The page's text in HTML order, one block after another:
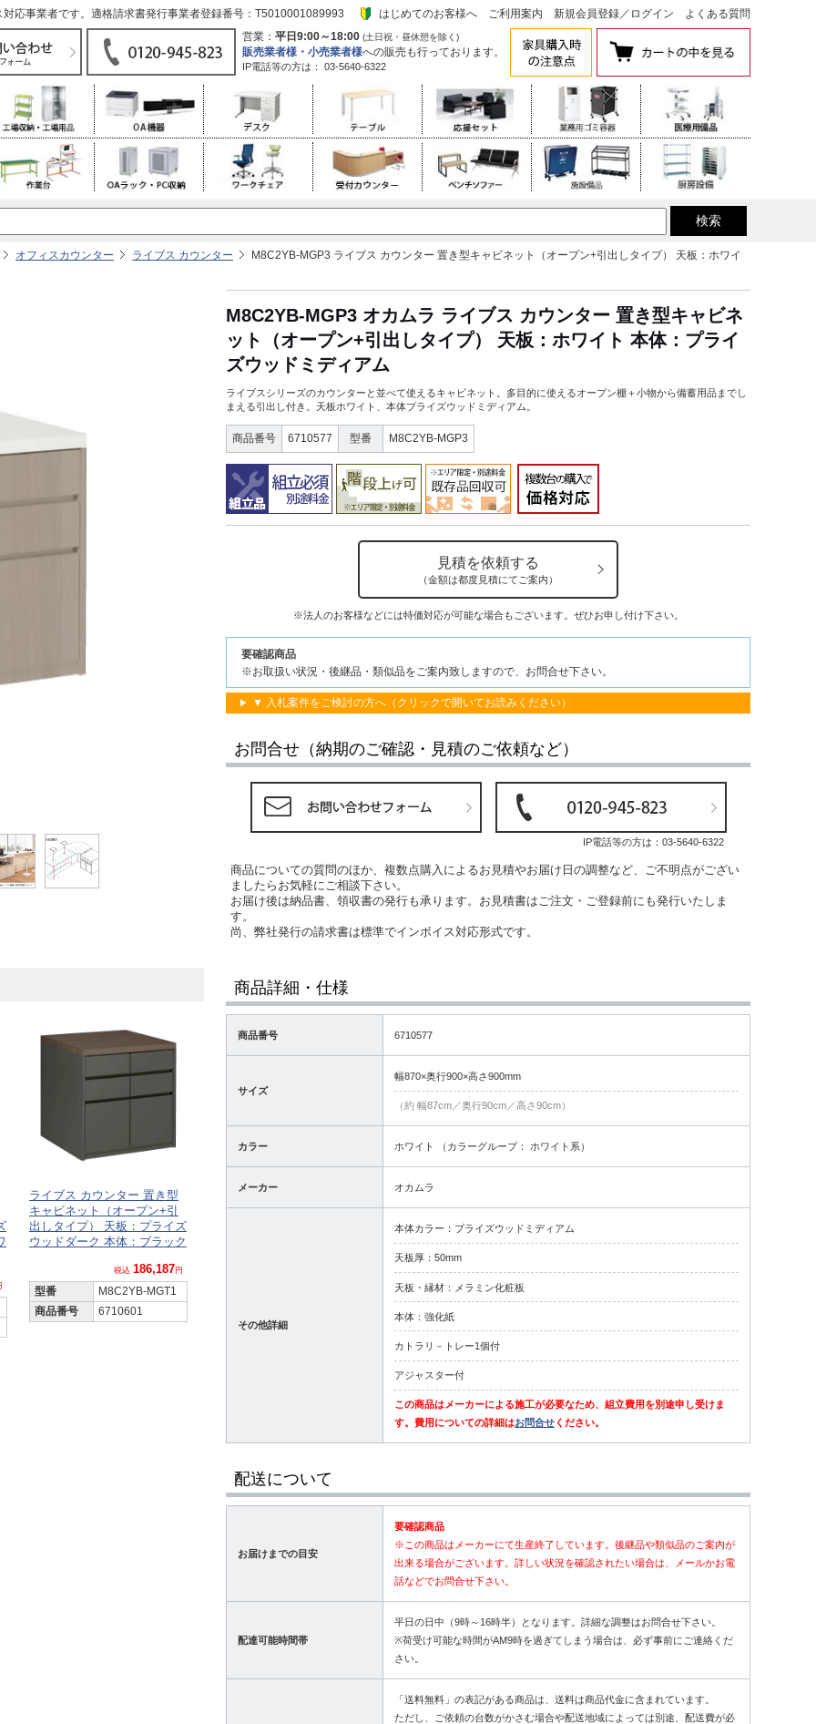
対応事業者です。適格請求書発行事業者登録番号：T5010001089993 はじめてのお客様へ ご利用案内 新規会員登録／ ログイン よくある質問
営業： 平日9:00～18:00 (土日祝・昼休憩を除く)
販売業者様・小売業者様への販売も行っております。
IP電話等の方は： 03-5640-6322
オフィスカウンター ライブス カウンター
M8C2YB-MGP3 ライブス カウンター 置き型キャビネット（オープン+引出しタイプ） 天板：ホワイ
M8C2YB-MGP3 オカムラ ライブス カウンター 置き型キャビネ
ット（オープン+引出しタイプ） 天板：ホワイト 本体：プライ
ズウッドミディアム
ライブスシリーズのカウンターと並べて使えるキャビネット。多目的に使えるオープン棚＋小物から備蓄用品までし
まえる引出し付き。天板ホワイト、本体プライズウッドミディアム。
商品番号 6710577 型番 M8C2YB-MGP3
見積を依頼する
（金額は都度見積にてご案内）
※法人のお客様などには特価対応が可能な場合もございます。ぜひお申し付け下さい。
要確認商品
※お取扱い状況・後継品・類似品をご案内致しますので、お問合せ下さい。
▼ 入札案件をご検討の方へ（クリックで開いてお読みください）
お問合せ（納期のご確認・見積のご依頼など）
IP電話等の方は： 03-5640-6322
商品についての質問のほか、複数点購入によるお見積やお届け日の調整など、ご不明点がござい
ましたらお気軽にご相談下さい。
お届け後は納品書、領収書の発行も承ります。お見積書はご注文・ご登録前にも発行いたしま
す。
尚、弊社発行の請求書は標準でインボイス対応形式です。
ライブス カウンター 置き型
キャビネット（オープン+引
出しタイプ） 天板：プライズ
ウッドダーク 本体：ブラック
税込 186,187円
型番
M8C2YB-MGT1
商品番号
6710601
商品詳細・仕様
商品番号 6710577
サイズ
幅870×奥行900×高さ900mm
（約 幅87cm／奥行90cm／高さ90cm）
カラー ホワイト （カラーグループ： ホワイト系）
メーカー オカムラ
その他詳細
本体カラー：プライズウッドミディアム
天板厚：50mm
天板・縁材：メラミン化粧板
本体：強化紙
カトラリ－トレー1個付
アジャスター付
この商品はメーカーによる施工が必要なため、組立費用を別途申し受けま
す。費用についての詳細はお問合せ ください。
配送について
お届けまでの目安
要確認商品
※この商品はメーカーにて生産終了しています。後継品や類似品のご案内が
出来る場合がございます。詳しい状況を確認されたい場合は、メールかお電
話などでお問合せ下さい。
配達可能時間帯
平日の日中（9時～16時半）となります。詳細な調整はお問合せ下さい。
※荷受け可能な時間がAM9時を過ぎてしまう場合は、必ず事前にご連絡くだ
さい。
「送料無料」の表記がある商品は、送料は商品代金に含まれています。
ただし、ご依頼の台数がかさむ場合や配送地域によっては別途、配送費が必